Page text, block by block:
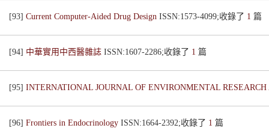
[93] Current Computer-Aided Drug Design ISSN:1573-4099;收錄了 1 篇
[94] 中華實用中西醫雜誌 ISSN:1607-2286;收錄了 1 篇
[95] INTERNATIONAL JOURNAL OF ENVIRONMENTAL
[96] Frontiers in Endocrinology ISSN:1664-2392;收錄了 1 篇